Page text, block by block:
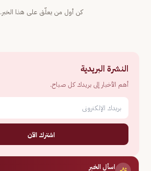
كن أول من يعلّق على هذا الخبر.
النشرة البريدية
أهم الأخبار إلى بريدك كل صباح.
اشترك الآن
اسأل الخبر